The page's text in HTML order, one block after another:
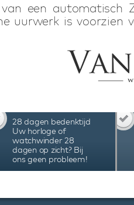
een automatisch
uurwerk is voorzien
Van Speyk Courage
maanfase. De
van een met
systeem en
sterke saffierglas
horloges zijn
wordt geleverd in een
garantie.
28 dagen bedenktijd
Uw horloge of
watchwinder 28
dagen op zicht? Bij
ons geen probleem!